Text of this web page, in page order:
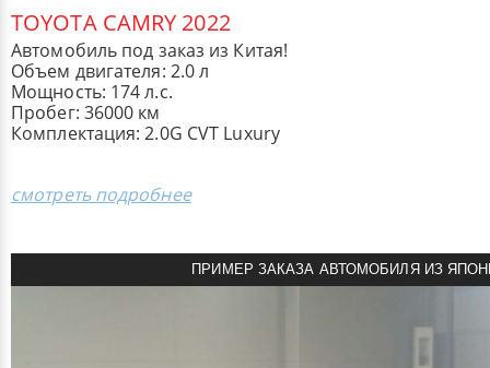
TOYOTA CAMRY 2022
Автомобиль под заказ из Китая!
Объем двигателя: 2.0 л
Мощность: 174 л.с.
Пробег: 36000 км
Комплектация: 2.0G CVT Luxury
смотреть подробнее
ПРИМЕР ЗАКАЗА АВТОМОБИЛЯ ИЗ